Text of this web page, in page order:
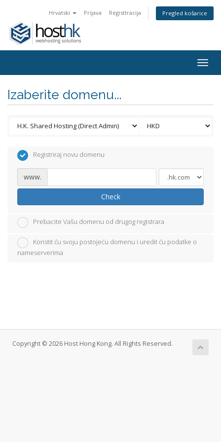
Hrvatski Prijava Registtracija Pregled košarice
Izaberite domenu...
Registriraj novu domenu
www.
Check
Prebacite Vašu domenu od drugog registrara
Koristit ću svoju postojeću domenu i uredit ću podatke o
nameserverima
Copyright © 2026 Host Hong Kong. All Rights Reserved.